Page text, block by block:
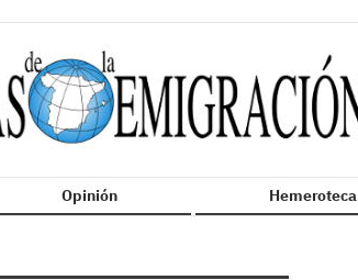
Opinión Hemeroteca